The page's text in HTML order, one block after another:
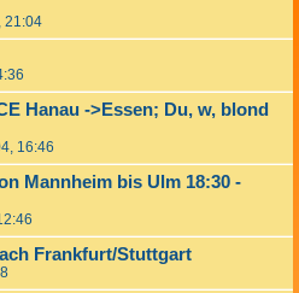
21:04
Hanau ->Essen; Du, w, blond
16:46
Mannheim bis Ulm 18:30 -
Frankfurt/Stuttgart